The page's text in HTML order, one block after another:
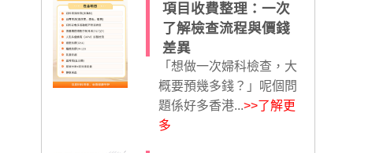
項目收費整理：一次
了解檢查流程與價錢
差異
「想做一次婦科檢查，大
概要預幾多錢？」呢個問
題係好多香港...>>了解更
多